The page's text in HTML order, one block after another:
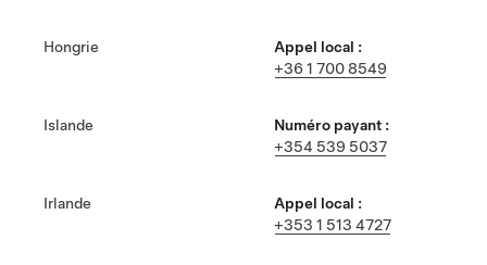
Hongrie
Appel local :
+36 1 700 8549
Islande
Numéro payant :
+354 539 5037
Irlande
Appel local :
+353 1 513 4727